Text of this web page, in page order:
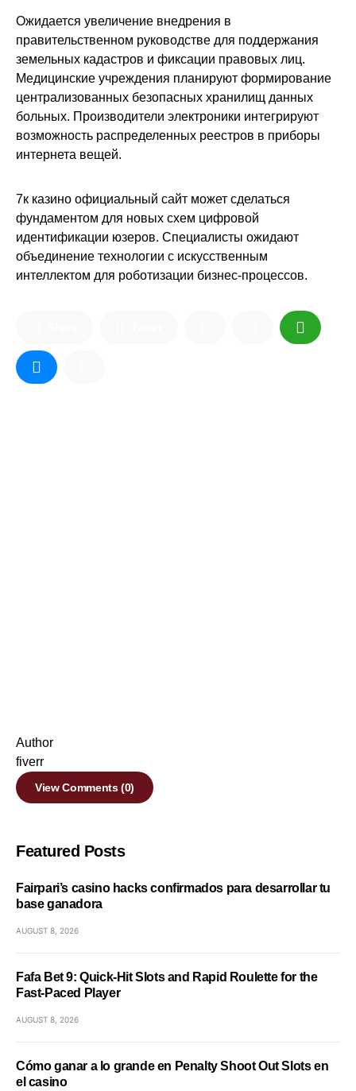
Ожидается увеличение внедрения в
правительственном руководстве для поддержания
земельных кадастров и фиксации правовых лиц.
Медицинские учреждения планируют формирование
централизованных безопасных хранилищ данных
больных. Производители электроники интегрируют
возможность распределенных реестров в приборы
интернета вещей.
7к казино официальный сайт может сделаться
фундаментом для новых схем цифровой
идентификации юзеров. Специалисты ожидают
объединение технологии с искусственным
интеллектом для роботизации бизнес-процессов.
Author
fiverr
View Comments (0)
Featured Posts
Fairpari’s casino hacks confirmados para desarrollar tu
base ganadora
AUGUST 8, 2026
Fafa Bet 9: Quick‑Hit Slots and Rapid Roulette for the
Fast‑Paced Player
AUGUST 8, 2026
Cómo ganar a lo grande en Penalty Shoot Out Slots en
el casino